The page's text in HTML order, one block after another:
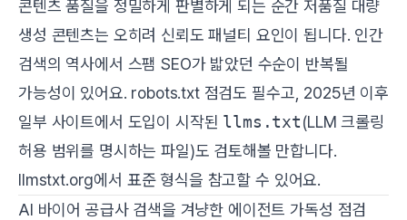
콘텐츠 품질을 정밀하게 판별하게 되는 순간 저품질 대량
생성 콘텐츠는 오히려 신뢰도 패널티 요인이 됩니다. 인간
검색의 역사에서 스팸 SEO가 밟았던 수순이 반복될
가능성이 있어요. robots.txt 점검도 필수고, 2025년 이후
일부 사이트에서 도입이 시작된 llms.txt(LLM 크롤링
허용 범위를 명시하는 파일)도 검토해볼 만합니다.
llmstxt.org에서 표준 형식을 참고할 수 있어요.
AI 바이어 공급사 검색을 겨냥한 에이전트 가독성 점검